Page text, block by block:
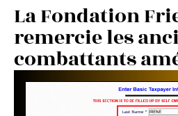
La Fondation
remercie les
combattants